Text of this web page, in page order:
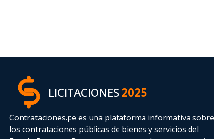
LICITACIONES2025
Contrataciones.pe es una plataforma informativa sobre
los contrataciones públicas de bienes y servicios del